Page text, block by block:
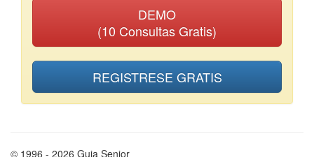
DEMO
(10 Consultas Gratis)
REGISTRESE GRATIS
© 1996 - 2026 Guia Senior